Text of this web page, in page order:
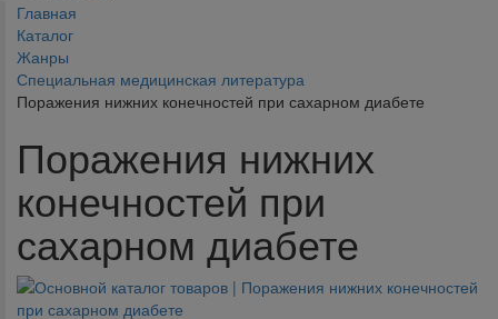
Главная
Каталог
Жанры
Специальная медицинская литература
Поражения нижних конечностей при сахарном диабете
Поражения нижних
конечностей при
сахарном диабете